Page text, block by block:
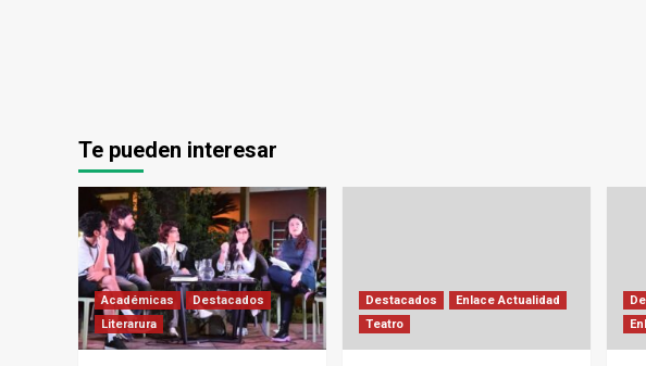
Te pueden interesar
Académicas
Destacados
Literarura
Destacados
Enlace Actualidad
Teatro